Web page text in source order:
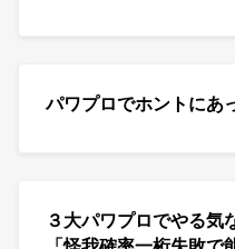
パワプロでホントにあ
３大パワプロでやる気